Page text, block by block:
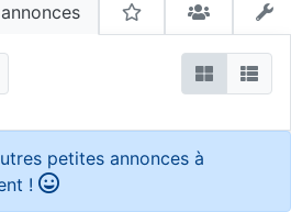
petites annonces à
!